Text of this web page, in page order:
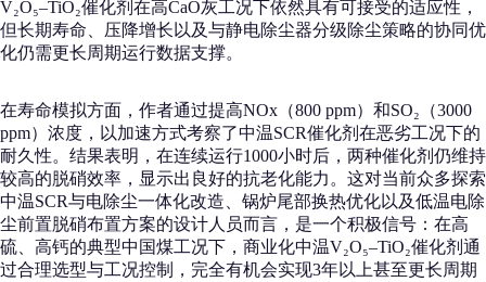
V₂O₅–TiO₂催化剂在高CaO灰工况下依然具有可接受的适应性，
但长期寿命、压降增长以及与静电除尘器分级除尘策略的协同优
化仍需更长周期运行数据支撑。
在寿命模拟方面，作者通过提高NOx（800 ppm）和SO₂（3000
ppm）浓度，以加速方式考察了中温SCR催化剂在恶劣工况下的
耐久性。结果表明，在连续运行1000小时后，两种催化剂仍维持
较高的脱硝效率，显示出良好的抗老化能力。这对当前众多探索
中温SCR与电除尘一体化改造、锅炉尾部换热优化以及低温电除
尘前置脱硝布置方案的设计人员而言，是一个积极信号：在高
硫、高钙的典型中国煤工况下，商业化中温V₂O₅–TiO₂催化剂通
过合理选型与工况控制，完全有机会实现3年以上甚至更长周期